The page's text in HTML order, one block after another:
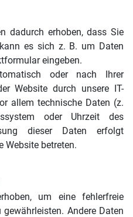
dadurch erhoben, dass Sie
es sich z. B. um Daten
eingeben.
oder nach Ihrer
Website durch unsere IT-
allem technische Daten (z.
oder Uhrzeit des
dieser Daten erfolgt
Website betreten.
um eine fehlerfreie
Andere Daten